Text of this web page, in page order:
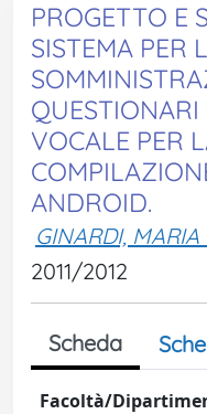
PROGETTO E
SISTEMA PER
VOCALE PER
ANDROID.
GINARDI,
2011/2012
Scheda
Facoltà/